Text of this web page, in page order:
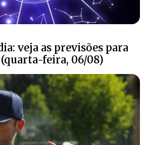
veja as previsões para
feira, 06/08)